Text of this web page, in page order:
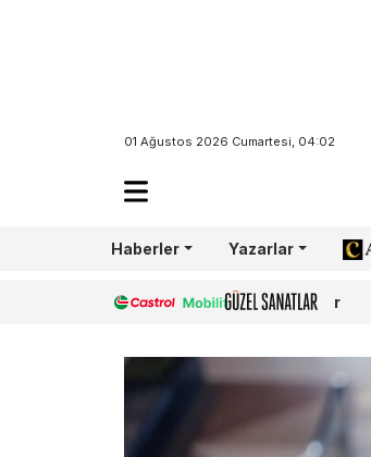
01 Ağustos 2026 Cumartesi, 04:02
Haberler Yazarlar
Castrol Güzel Sanatlar